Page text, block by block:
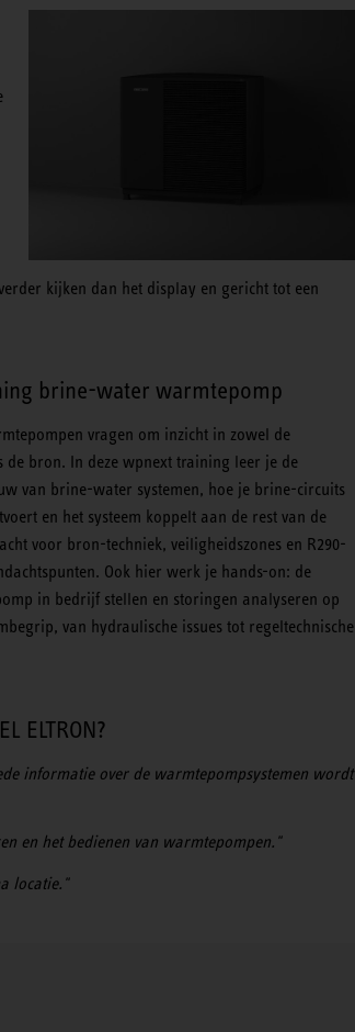
kijken dan het display en gericht tot een
brine-water warmtepomp
vragen om inzicht in zowel de
de bron. In deze wpnext training leer je de
van brine-water systemen, hoe je brine-circuits
en het systeem koppelt aan de rest van de
voor bron-techniek, veiligheidszones en R290-
Ook hier werk je hands-on: de
in bedrijf stellen en storingen analyseren op
van hydraulische issues tot regeltechnische
ELTRON?
informatie over de warmtepompsystemen wordt
en het bedienen van warmtepompen."
locatie."